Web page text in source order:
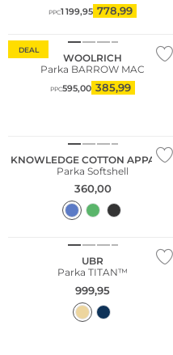
PPC1 199,95 778,99
DEAL
WOOLRICH
Parka BARROW MAC
PPC595,00 385,99
KNOWLEDGE COTTON APPAREL
Parka Softshell
360,00
UBR
Parka TITAN™
999,95